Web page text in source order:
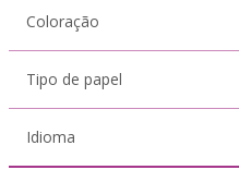
Coloração
Tipo de papel
Idioma